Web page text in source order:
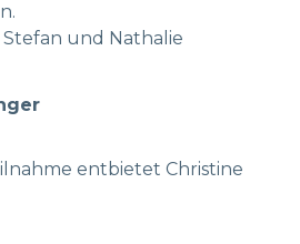
Stefan und Nathalie
entbietet Christine